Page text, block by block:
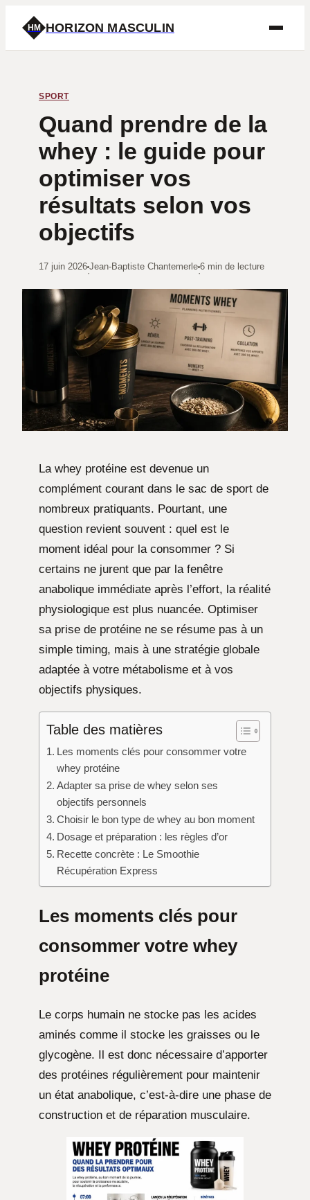
HM HORIZON MASCULIN
SPORT
Quand prendre de la
whey : le guide pour
optimiser vos
résultats selon vos
objectifs
17 juin 2026
·
Jean-Baptiste Chantemerle
·
6 min de lecture
La whey protéine est devenue un
complément courant dans le sac de sport de
nombreux pratiquants. Pourtant, une
question revient souvent : quel est le
moment idéal pour la consommer ? Si
certains ne jurent que par la fenêtre
anabolique immédiate après l’effort, la réalité
physiologique est plus nuancée. Optimiser
sa prise de protéine ne se résume pas à un
simple timing, mais à une stratégie globale
adaptée à votre métabolisme et à vos
objectifs physiques.
Table des matières
Les moments clés pour consommer votre
whey protéine
Adapter sa prise de whey selon ses
objectifs personnels
Choisir le bon type de whey au bon moment
Dosage et préparation : les règles d’or
Recette concrète : Le Smoothie
Récupération Express
Les moments clés pour
consommer votre whey
protéine
Le corps humain ne stocke pas les acides
aminés comme il stocke les graisses ou le
glycogène. Il est donc nécessaire d’apporter
des protéines régulièrement pour maintenir
un état anabolique, c’est-à-dire une phase de
construction et de réparation musculaire.